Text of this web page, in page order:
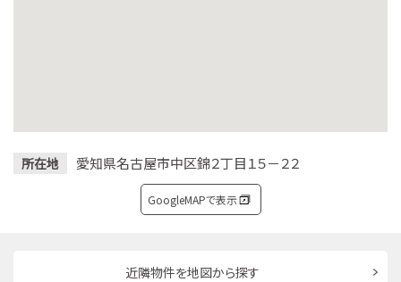
所在地 愛知県名古屋市中区錦２丁目１５－２２
GoogleMAPで表示
近隣物件を地図から探す